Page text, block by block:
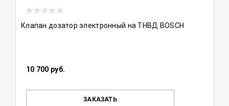
Клапан дозатор электронный на ТНВД BOSCH
10 700 руб.
ЗАКАЗАТЬ